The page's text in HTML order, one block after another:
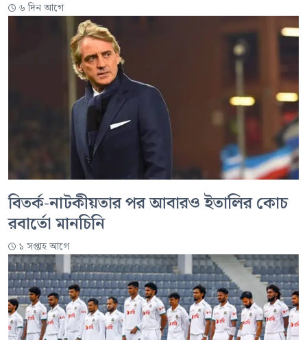
৬ দিন আগে
বিতর্ক-নাটকীয়তার পর আবারও ইতালির কোচ
রবার্তো মানচিনি
১ সপ্তাহ আগে